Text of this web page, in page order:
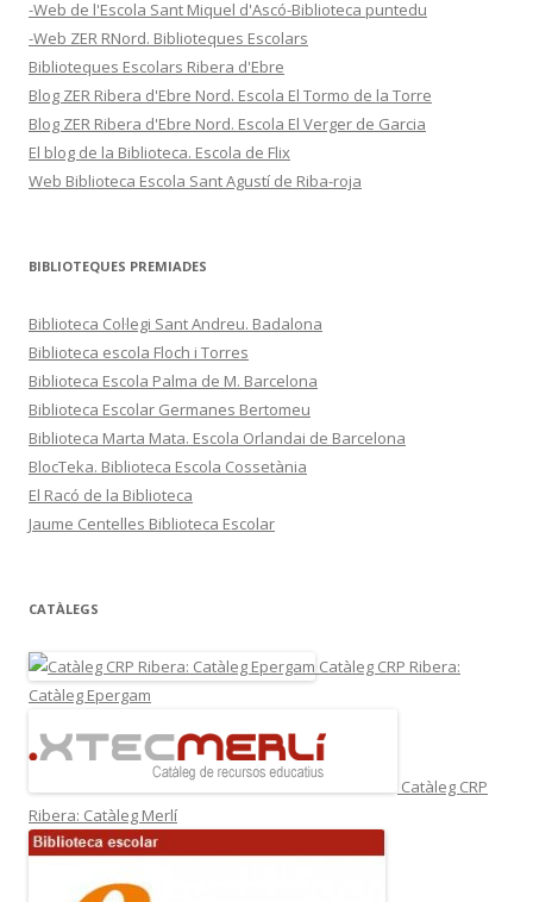
-Web de l'Escola Sant Miquel d'Ascó-Biblioteca puntedu
-Web ZER RNord. Biblioteques Escolars
Biblioteques Escolars Ribera d'Ebre
Blog ZER Ribera d'Ebre Nord. Escola El Tormo de la Torre
Blog ZER Ribera d'Ebre Nord. Escola El Verger de Garcia
El blog de la Biblioteca. Escola de Flix
Web Biblioteca Escola Sant Agustí de Riba-roja
BIBLIOTEQUES PREMIADES
Biblioteca Col·legi Sant Andreu. Badalona
Biblioteca escola Floch i Torres
Biblioteca Escola Palma de M. Barcelona
Biblioteca Escolar Germanes Bertomeu
Biblioteca Marta Mata. Escola Orlandai de Barcelona
BlocTeka. Biblioteca Escola Cossetània
El Racó de la Biblioteca
Jaume Centelles Biblioteca Escolar
CATÀLEGS
Catàleg CRP Ribera:
Catàleg Epergam
Catàleg CRP
Ribera: Catàleg Merlí